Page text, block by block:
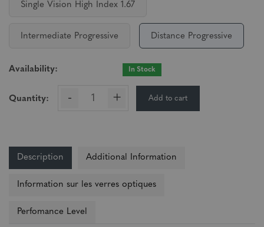
Single Vision High Index 1.67
Intermediate Progressive Distance Progressive
Availability: In Stock
Quantity: - + Add to cart
Description Additional Information
Information sur les verres optiques
Perfomance Level